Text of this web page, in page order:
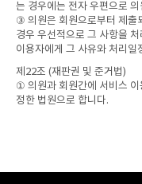
는 경우에는 전자 우편으로
③ 의원은 회원으로부터 제출
경우 우선적으로 그 사항을
이용자에게 그 사유와 처리일
제22조 (재판권 및 준거법)
① 의원과 회원간에 서비스 이
정한 법원으로 합니다.